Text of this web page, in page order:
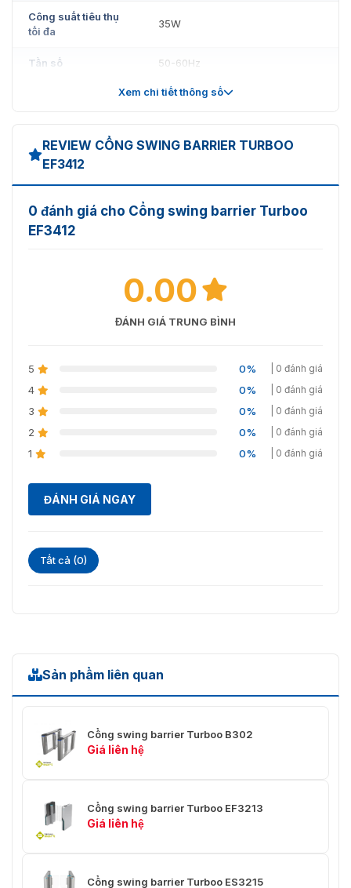
⇒ XEM THÊM: mẫucổng an ninh EF3213chất lượng – giá
rẻ được cung cấp chính hãng bởi VNS ⇐
Công suất tiêu thụ
tối đa
35W
Tần số 50-60Hz
IP >44
Xem chi tiết thông số
REVIEW CỔNG SWING BARRIER TURBOO
EF3412
0 đánh giá cho Cổng swing barrier Turboo
EF3412
0.00
ĐÁNH GIÁ TRUNG BÌNH
5 0% | 0 đánh giá
4 0% | 0 đánh giá
3 0% | 0 đánh giá
2 0% | 0 đánh giá
1 0% | 0 đánh giá
ĐÁNH GIÁ NGAY
Tất cả (0)
Sản phẩm liên quan
Cổng swing barrier Turboo B302
Giá liên hệ
Cổng swing barrier Turboo EF3213
Giá liên hệ
Cổng swing barrier Turboo ES3215